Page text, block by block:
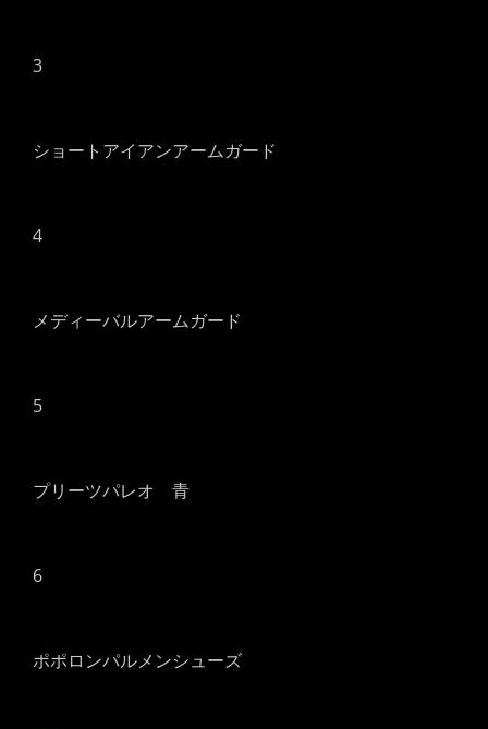
3
ショートアイアンアームガード
4
メディーバルアームガード
5
プリーツパレオ 青
6
ポポロンパルメンシューズ